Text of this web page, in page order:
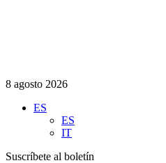
8 agosto 2026
ES
ES
IT
Suscríbete al boletín